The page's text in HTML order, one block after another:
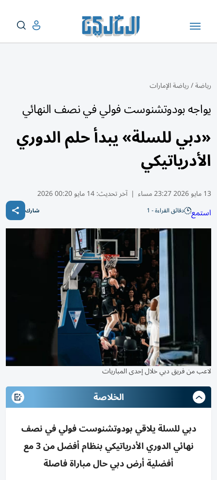
رياضة/رياضة الإمارات
يواجه بودوتشنوست فولي في نصف النهائي
«دبي للسلة» يبدأ حلم الدوري
الأدرياتيكي
13 مايو 2026 23:27 مساء | آخر تحديث:14 مايو 00:20 2026
استمع دقائق القراءة - 1 شارك
لاعب من فريق دبي خلال إحدى المباريات
الخلاصة
دبي للسلة يلاقي بودوتشنوست فولي في نصف
نهائي الدوري الأدرياتيكي بنظام أفضل من 3 مع
أفضلية أرض دبي حال مباراة فاصلة